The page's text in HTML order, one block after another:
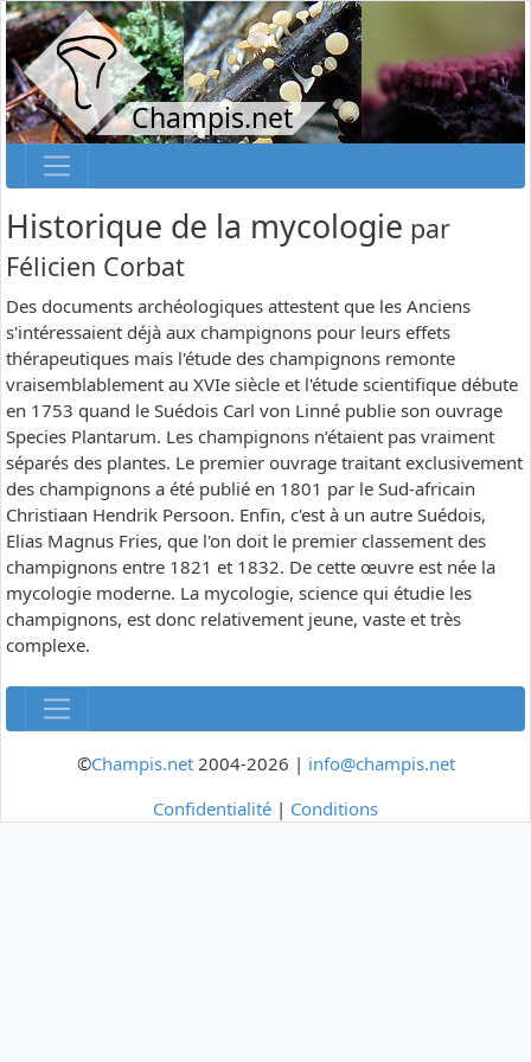
Champis.net
Historique de la mycologie par
Félicien Corbat
Des documents archéologiques attestent que les Anciens
s'intéressaient déjà aux champignons pour leurs effets
thérapeutiques mais l'étude des champignons remonte
vraisemblablement au XVIe siècle et l'étude scientifique débute
en 1753 quand le Suédois Carl von Linné publie son ouvrage
Species Plantarum. Les champignons n’étaient pas vraiment
séparés des plantes. Le premier ouvrage traitant exclusivement
des champignons a été publié en 1801 par le Sud-africain
Christiaan Hendrik Persoon. Enfin, c'est à un autre Suédois,
Elias Magnus Fries, que l'on doit le premier classement des
champignons entre 1821 et 1832. De cette œuvre est née la
mycologie moderne. La mycologie, science qui étudie les
champignons, est donc relativement jeune, vaste et très
complexe.
©Champis.net2004-2026 | info@champis.net
Confidentialité | Conditions